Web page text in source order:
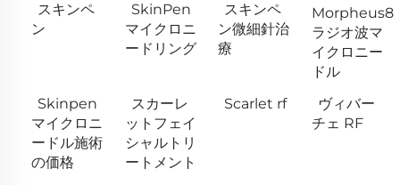
スキンペ
ン
SkinPen
マイクロニ
ードリング
スキンペ
ン微細針治
療
Morpheus8
ラジオ波マ
イクロニー
ドル
Skinpen
マイクロニ
ードル施術
の価格
スカーレ
ットフェイ
シャルトリ
ートメント
Scarlet rf
ヴィバー
チェ RF